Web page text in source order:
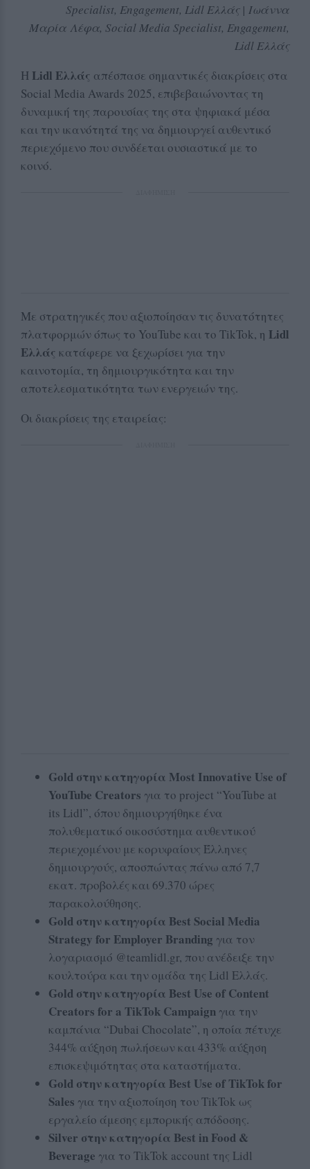
Specialist, Engagement, Lidl Ελλάς | Iωάννα
Μαρία Λέφα, Social Media Specialist, Engagement,
Lidl Ελλάς
Η Lidl Ελλάς απέσπασε σημαντικές διακρίσεις στα
Social Media Awards 2025, επιβεβαιώνοντας τη
δυναμική της παρουσίας της στα ψηφιακά μέσα
και την ικανότητά της να δημιουργεί αυθεντικό
περιεχόμενο που συνδέεται ουσιαστικά με το
κοινό.
Με στρατηγικές που αξιοποίησαν τις δυνατότητες
πλατφορμών όπως το YouTube και το TikTok, η Lidl
Ελλάς κατάφερε να ξεχωρίσει για την
καινοτομία, τη δημιουργικότητα και την
αποτελεσματικότητα των ενεργειών της.
Οι διακρίσεις της εταιρείας:
Gold στην κατηγορία Most Innovative Use of
YouTube Creators για το project “YouTube at
its Lidl”, όπου δημιουργήθηκε ένα
πολυθεματικό οικοσύστημα αυθεντικού
περιεχομένου με κορυφαίους Έλληνες
δημιουργούς, αποσπώντας πάνω από 7,7
εκατ. προβολές και 69.370 ώρες
παρακολούθησης.
Gold στην κατηγορία Best Social Media
Strategy for Employer Branding για τον
λογαριασμό @teamlidl.gr, που ανέδειξε την
κουλτούρα και την ομάδα της Lidl Ελλάς.
Gold στην κατηγορία Best Use of Content
Creators for a TikTok Campaign για την
καμπάνια “Dubai Chocolate”, η οποία πέτυχε
344% αύξηση πωλήσεων και 433% αύξηση
επισκεψιμότητας στα καταστήματα.
Gold στην κατηγορία Best Use of TikTok for
Sales για την αξιοποίηση του TikTok ως
εργαλείο άμεσης εμπορικής απόδοσης.
Silver στην κατηγορία Best in Food &
Beverage για το TikTok account της Lidl